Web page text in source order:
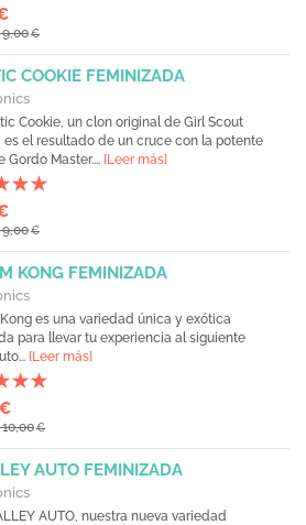
9,00€
COOKIE FEMINIZADA
Cookie, un clon original de Girl Scout
es el resultado de un cruce con la potente
Gordo Master.... [Leer más]
9,00€
KONG FEMINIZADA
es una variedad única y exótica
para llevar tu experiencia al siguiente
[Leer más]
€
€
AUTO FEMINIZADA
AUTO, nuestra nueva variedad